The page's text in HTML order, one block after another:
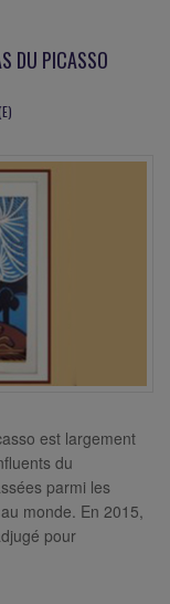
DU PICASSO
est largement
du
parmi les
monde. En 2015,
pour